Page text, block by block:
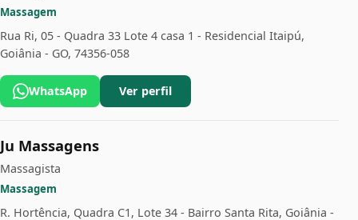
Massagem
Rua Ri, 05 - Quadra 33 Lote 4 casa 1 - Residencial Itaipú,
Goiânia - GO, 74356-058
WhatsApp Ver perfil
Ju Massagens
Massagista
Massagem
R. Hortência, Quadra C1, Lote 34 - Bairro Santa Rita, Goiânia -